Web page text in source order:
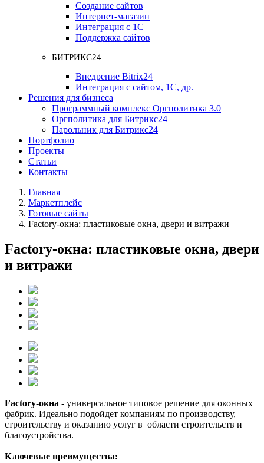
Создание сайтов
Интернет-магазин
Интеграция с 1С
Поддержка сайтов
БИТРИКС24
Внедрение Bitrix24
Интеграция с сайтом, 1С, др.
Решения для бизнеса
Программный комплекс Оргполитика 3.0
Оргполитика для Битрикс24
Парольник для Битрикс24
Портфолио
Проекты
Статьи
Контакты
Главная
Маркетплейс
Готовые сайты
Factory-окна: пластиковые окна, двери и витражи
Factory-окна: пластиковые окна, двери
и витражи
Factory-окна - универсальное типовое решение для оконных
фабрик. Идеально подойдет компаниям по производству,
строительству и оказанию услуг в области строительств и
благоустройства.
Ключевые преимущества: